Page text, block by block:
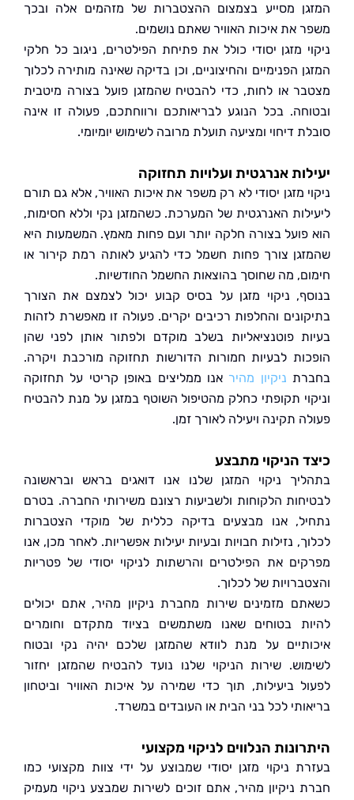
מסייע בצמצום ההצטברות של מזהמים אלה ובכך
את איכות האוויר שאתם נושמים.
מזגן יסודי כולל את פתיחת הפילטרים, ניגוב כל חלקי
הפנימיים והחיצוניים, וכן בדיקה שאינה מותירה לכלוך
או לחות, כדי להבטיח שהמזגן פועל בצורה מיטבית
בכל הנוגע לבריאותכם ורווחתכם, פעולה זו אינה
דיחוי ומציעה תועלת מרובה לשימוש יומיומי.
אנרגטית ועלויות תחזוקה
מזגן יסודי לא רק משפר את איכות האוויר, אלא גם תורם
האנרגטית של המערכת. כשהמזגן נקי וללא חסימות,
בצורה חלקה יותר ועם פחות מאמץ. המשמעות היא
צורך פחות חשמל כדי להגיע לאותה רמת קירור או
מה שחוסך בהוצאות החשמל החודשיות.
ניקוי מזגן על בסיס קבוע יכול לצמצם את הצורך
והחלפות רכיבים יקרים. פעולה זו מאפשרת לזהות
פוטנציאליות בשלב מוקדם ולפתור אותן לפני שהן
לבעיות חמורות הדורשות תחזוקה מורכבת ויקרה.
ניקיון מהיראנו ממליצים באופן קריטי על תחזוקה
תקופתי כחלק מהטיפול השוטף במזגן על מנת להבטיח
תקינה ויעילה לאורך זמן.
הניקוי מתבצע
ניקוי המזגן שלנו אנו דואגים בראש ובראשונה
הלקוחות ולשביעות רצונם משירותי החברה. בטרם
אנו מבצעים בדיקה כללית של מוקדי הצטברות
נזילות חבויות ובעיות יעילות אפשריות. לאחר מכן, אנו
את הפילטרים והרשתות לניקוי יסודי של פטריות
של לכלוך.
מזמינים שירות מחברת ניקיון מהיר, אתם יכולים
בטוחים שאנו משתמשים בציוד מתקדם וחומרים
על מנת לוודא שהמזגן שלכם יהיה נקי ובטוח
שירות הניקוי שלנו נועד להבטיח שהמזגן יחזור
ביעילות, תוך כדי שמירה על איכות האוויר וביטחון
לכל בני הבית או העובדים במשרד.
הנלווים לניקוי מקצועי
ניקוי מזגן יסודי שמבוצע על ידי צוות מקצועי כמו
ניקיון מהיר, אתם זוכים לשירות שמבצע ניקוי מעמיק